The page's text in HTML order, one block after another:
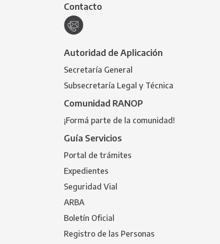
Contacto
Autoridad de Aplicación
Secretaría General
Subsecretaría Legal y Técnica
Comunidad RANOP
¡Formá parte de la comunidad!
Guía Servicios
Portal de trámites
Expedientes
Seguridad Vial
ARBA
Boletín Oficial
Registro de las Personas